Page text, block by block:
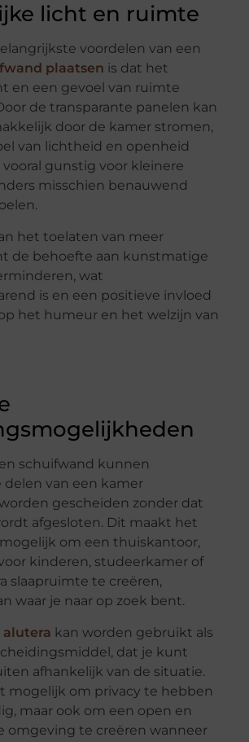
licht en ruimte
voordelen van een
plaatsen is dat het
en een gevoel van ruimte
de transparante panelen kan
door de kamer stromen,
van lichtheid en openheid
vooral gunstig voor kleinere
misschien benauwend
het toelaten van meer
de behoefte aan kunstmatige
wat
is en een positieve invloed
het humeur en het welzijn van
schuifwand kunnen
delen van een kamer
gescheiden zonder dat
afgesloten. Dit maakt het
om een thuiskantoor,
kinderen, studeerkamer of
slaapruimte te creëren,
waar je naar op zoek bent.
alutera kan worden gebruikt als
dat je kunt
afhankelijk van de situatie.
mogelijk om privacy te hebben
maar ook om een open en
omgeving te creëren wanneer